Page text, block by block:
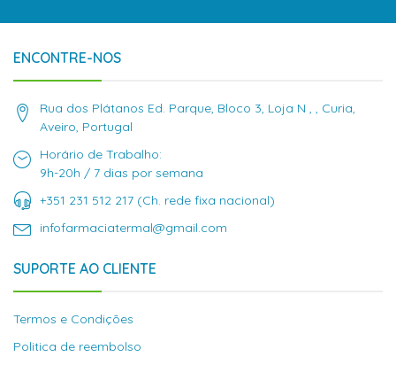
ENCONTRE-NOS
Rua dos Plátanos Ed. Parque, Bloco 3, Loja N , , Curia,
Aveiro, Portugal
Horário de Trabalho:
9h-20h / 7 dias por semana
+351 231 512 217 (Ch. rede fixa nacional)
infofarmaciatermal@gmail.com
SUPORTE AO CLIENTE
Termos e Condições
Politica de reembolso